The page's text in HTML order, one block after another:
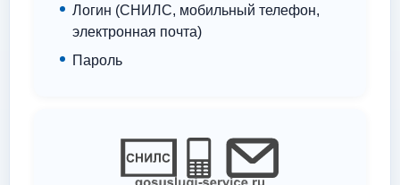
Логин (СНИЛС, мобильный телефон,
электронная почта)
Пароль